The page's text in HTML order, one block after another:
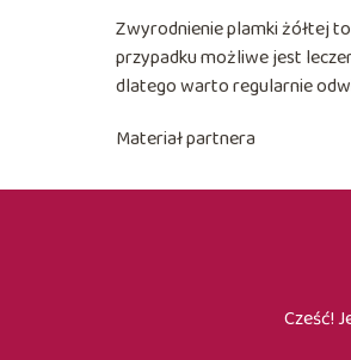
Zwyrodnienie plamki żółtej
przypadku możliwe jest
dlatego warto regularnie
Materiał partnera
Cześć!